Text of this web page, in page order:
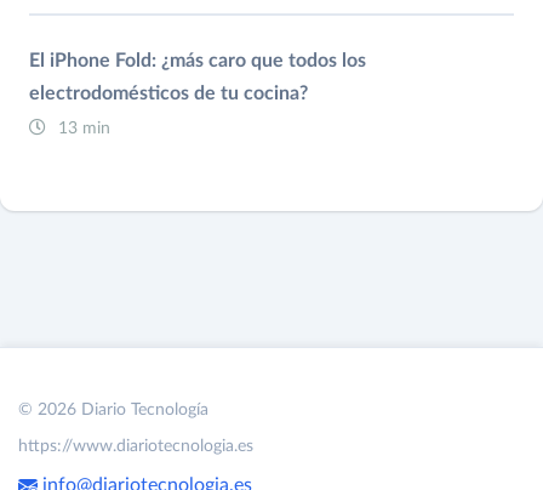
El iPhone Fold: ¿más caro que todos los
electrodomésticos de tu cocina?
13 min
© 2026 Diario Tecnología
https://www.diariotecnologia.es
info@diariotecnologia.es